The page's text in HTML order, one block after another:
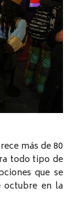
más de 80
todo tipo de
que se
octubre en la